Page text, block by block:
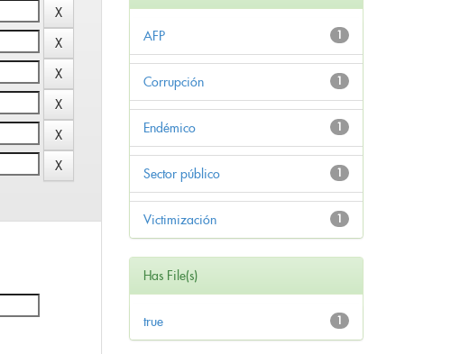
1
AFP
1
Corrupción
1
Endémico
1
Sector público
1
Victimización
Has File(s)
1
true